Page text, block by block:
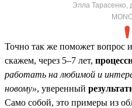
Элла Тарасенко,
Точно так же поможет вопрос
скажем, через 5–7 лет,
работать на любимой и
новому», уверенный
Само собой, это примеры из